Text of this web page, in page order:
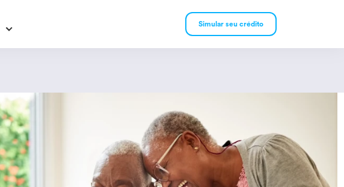
Empréstimo Consignado
Simular seu crédito